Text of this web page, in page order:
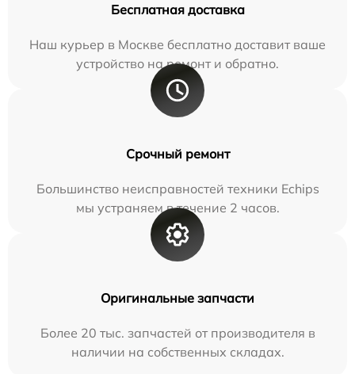
Бесплатная доставка
Наш курьер в Москве бесплатно доставит ваше
устройство на ремонт и обратно.
Срочный ремонт
Большинство неисправностей техники Echips
мы устраняем в течение 2 часов.
Оригинальные запчасти
Более 20 тыс. запчастей от производителя в
наличии на собственных складах.